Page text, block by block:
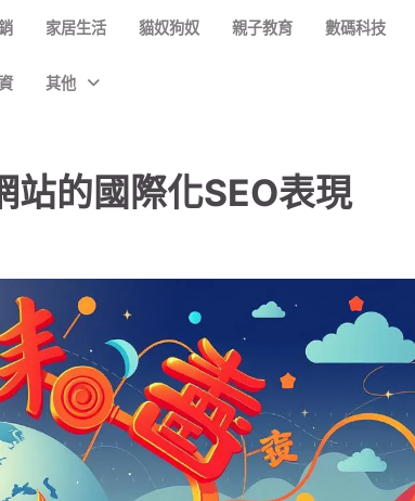
家居生活 貓奴狗奴 親子教育 數碼科技
其他
的國際化SEO表現